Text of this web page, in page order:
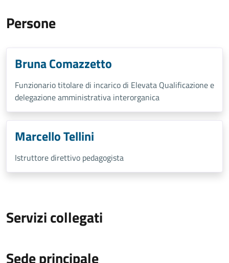
Persone
Bruna Comazzetto
Funzionario titolare di incarico di Elevata Qualificazione e
delegazione amministrativa interorganica
Marcello Tellini
Istruttore direttivo pedagogista
Servizi collegati
Sede principale